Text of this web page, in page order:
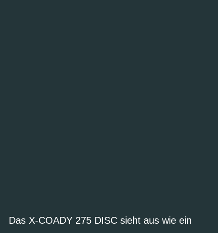
Das X-COADY 275 DISC sieht aus wie ein